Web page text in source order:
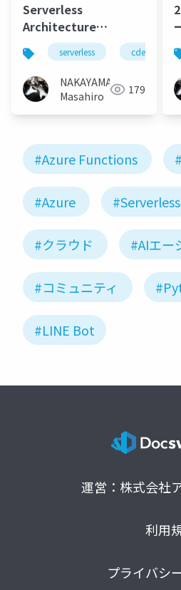
Serverless
Architecture
Overview #cdevc
serverless cdevc
NAKAYAMA
Masahiro
179
#Azure Functions
#Azure #Serverless
#クラウド #AIエー
#コミュニティ
#LINE Bot
運営：株式会社
利用
プライバシ